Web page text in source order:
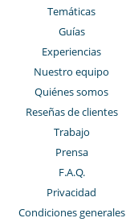
Temáticas
Guías
Experiencias
Nuestro equipo
Quiénes somos
Reseñas de clientes
Trabajo
Prensa
F.A.Q.
Privacidad
Condiciones generales